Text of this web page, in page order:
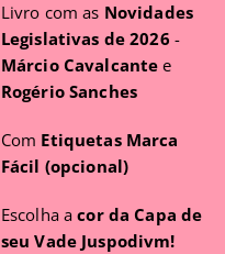
Livro com as Novidades
Legislativas de 2026 -
Márcio Cavalcante e
Rogério Sanches
Com Etiquetas Marca
Fácil (opcional)
Escolha acor da Capa de
seu Vade Juspodivm!